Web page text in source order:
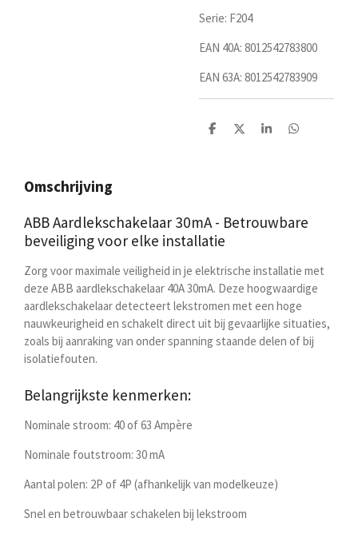
Serie: F204
EAN 40A: 8012542783800
EAN 63A: 8012542783909
D
D
S
D
Omschrijving
ABB Aardlekschakelaar 30mA - Betrouwbare
beveiliging voor elke installatie
Zorg voor maximale veiligheid in je elektrische installatie met
deze ABB aardlekschakelaar 40A 30mA. Deze hoogwaardige
aardlekschakelaar detecteert lekstromen met een hoge
nauwkeurigheid en schakelt direct uit bij gevaarlijke situaties,
zoals bij aanraking van onder spanning staande delen of bij
isolatiefouten.
Belangrijkste kenmerken:
Nominale stroom: 40 of 63 Ampère
Nominale foutstroom: 30 mA
Aantal polen: 2P of 4P (afhankelijk van modelkeuze)
Snel en betrouwbaar schakelen bij lekstroom